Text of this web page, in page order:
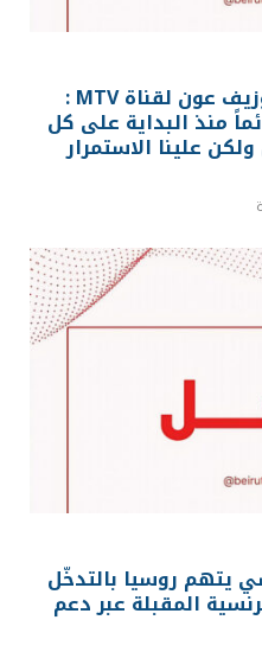
عاجل: رئيس الجمهورية جوزيف عون لقناة MTV :
منذ البداية على كل
علينا الاستمرار
يتهم روسيا بالتدخّل
المقبلة عبر دعم